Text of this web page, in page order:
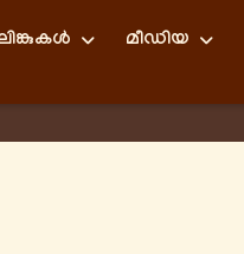
മീഡിയ